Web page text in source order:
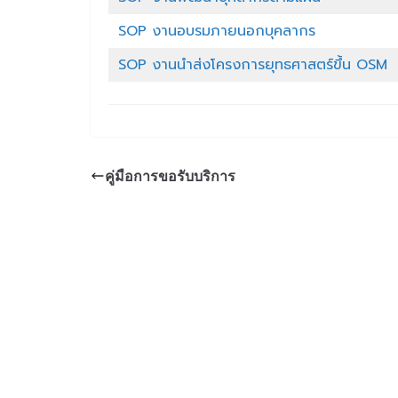
SOP งานอบรมภายนอกบุคลากร
SOP งานนำส่งโครงการยุทธศาสตร์ขึ้น OSM
คู่มือการขอรับบริการ